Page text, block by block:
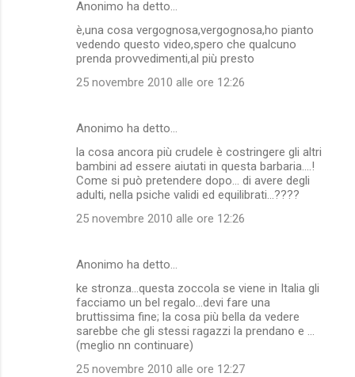
Anonimo ha detto…
è,una cosa vergognosa,vergognosa,ho pianto
vedendo questo video,spero che qualcuno
prenda provvedimenti,al più presto
25 novembre 2010 alle ore 12:26
Anonimo ha detto…
la cosa ancora più crudele è costringere gli altri
bambini ad essere aiutati in questa barbaria....!
Come si può pretendere dopo... di avere degli
adulti, nella psiche validi ed equilibrati...????
25 novembre 2010 alle ore 12:26
Anonimo ha detto…
ke stronza...questa zoccola se viene in Italia gli
facciamo un bel regalo...devi fare una
bruttissima fine; la cosa più bella da vedere
sarebbe che gli stessi ragazzi la prendano e ...
(meglio nn continuare)
25 novembre 2010 alle ore 12:27